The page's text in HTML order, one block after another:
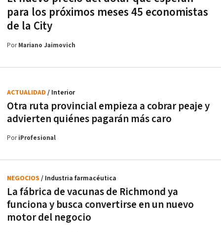
para los próximos meses 45 economistas
de la City
PorMariano Jaimovich
Otra ruta provincial empieza a cobrar peaje y
advierten quiénes pagarán más caro
ACTUALIDAD / Interior
PoriProfesional
La fábrica de vacunas de Richmond ya
funciona y busca convertirse en un nuevo
motor del negocio
NEGOCIOS / Industria farmacéutica